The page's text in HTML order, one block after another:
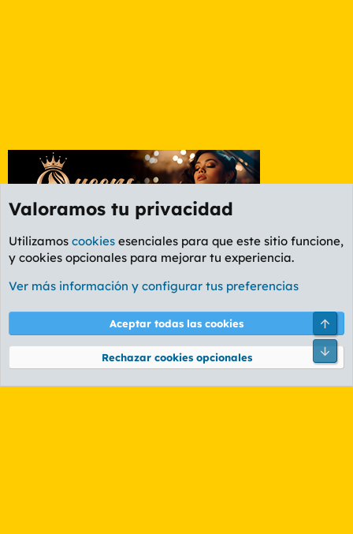
Etiquetas
Cookies
PL OLDSTYLE AMARILLO
Términos y reglas Política de privacidad Ayuda
Community platform by XenForo® © 2010-2026 XenForo Ltd.
Valoramos tu privacidad
Utilizamos cookies esenciales para que este sitio funcione,
y cookies opcionales para mejorar tu experiencia.
Ver más información y configurar tus preferencias
Aceptar todas las cookies
Rechazar cookies opcionales
Pie